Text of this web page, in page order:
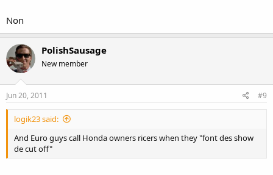
Non
PolishSausage
New member
Jun 20, 2011 #9
logik23 said:
And Euro guys call Honda owners ricers when they "font des show
de cut off"